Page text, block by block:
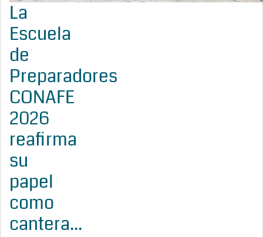
La
Escuela
de
Preparadores
CONAFE
2026
reafirma
su
papel
como
cantera...